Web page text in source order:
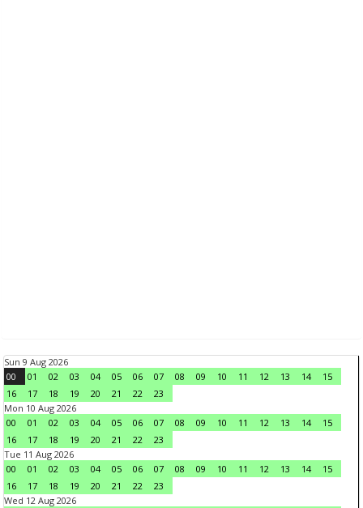
Sun 9 Aug 2026
00
01 02 03 04 05 06 07 08 09 10 11 12 13 14
15
16
17 18 19 20 21 22
23
Mon 10 Aug 2026
00
01 02 03 04 05 06 07 08 09 10 11 12 13 14
15
16
17 18 19 20 21 22
23
Tue 11 Aug 2026
00
01 02 03 04 05 06 07 08 09 10 11 12 13 14
15
16
17 18 19 20 21 22
23
Wed 12 Aug 2026